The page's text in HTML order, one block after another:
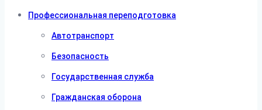
Профессиональная переподготовка
Автотранспорт
Безопасность
Государственная служба
Гражданская оборона